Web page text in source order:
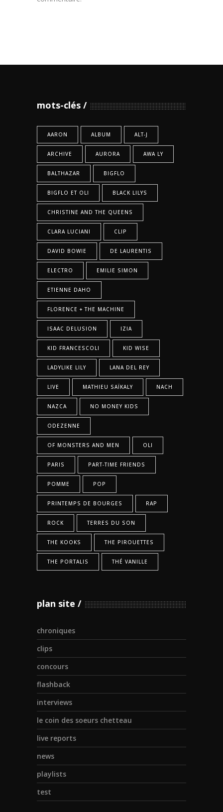
mots-clés
AARON ALBUM ALT-J
ARCHIVE AURORA AWA LY
BALTHAZAR BIGFLO
BIGFLO ET OLI BLACK LILYS
CHRISTINE AND THE QUEENS
CLARA LUCIANI CLIP
DAVID BOWIE DE LAURENTIS
ELECTRO EMILIE SIMON
ETIENNE DAHO
FLORENCE + THE MACHINE
ISAAC DELUSION IZIA
KID FRANCESCOLI KID WISE
LADYLIKE LILY LANA DEL REY
LIVE MATHIEU SAÏKALY NACH
NAZCA NO MONEY KIDS
ODEZENNE
OF MONSTERS AND MEN OLI
PARIS PART-TIME FRIENDS
POMME POP
PRINTEMPS DE BOURGES RAP
ROCK TERRES DU SON
THE KOOKS THE PIROUETTES
THE PORTALIS THÉ VANILLE
plan site
chroniques
clips
concours
flashback
interviews
le coin des soeurs chetteau
live reports
news
playlists
test